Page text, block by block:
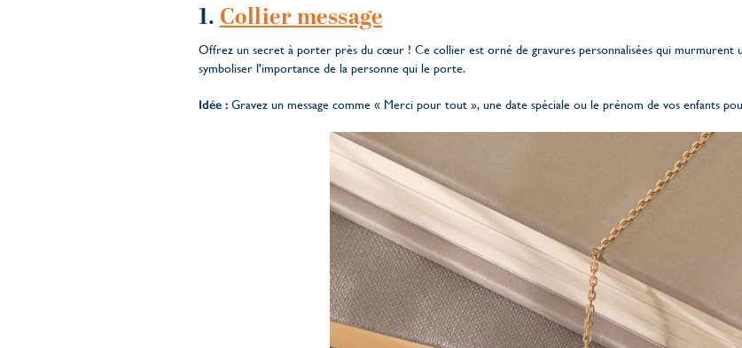
1.Collier message
Offrez un secret à porter près du cœur ! Ce collier est orné de gravures personnalisées qui murmurent
symboliser l'importance de la personne qui le porte.
Idée : Gravez un message comme « Merci pour tout », une date spéciale ou le prénom de vos enfants